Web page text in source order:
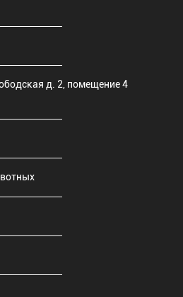
д. 2, помещение 4